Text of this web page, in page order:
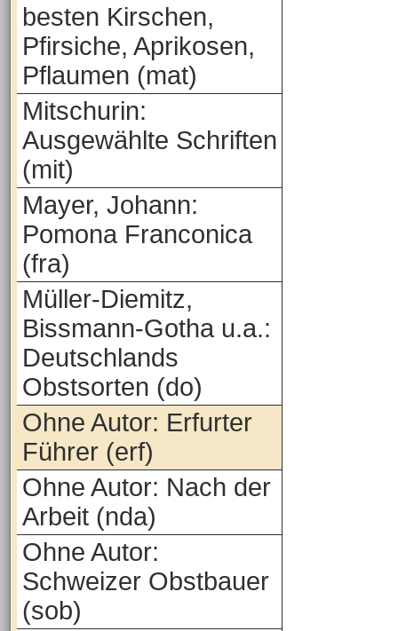
besten Kirschen,
Pfirsiche, Aprikosen,
Pflaumen (mat)
Mitschurin:
Ausgewählte Schriften
(mit)
Mayer, Johann:
Pomona Franconica
(fra)
Müller-Diemitz,
Bissmann-Gotha u.a.:
Deutschlands
Obstsorten (do)
Ohne Autor: Erfurter
Führer (erf)
Ohne Autor: Nach der
Arbeit (nda)
Ohne Autor:
Schweizer Obstbauer
(sob)